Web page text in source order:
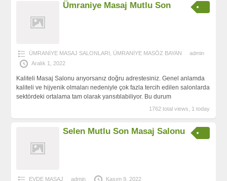
Ümraniye Masaj Mutlu Son
ÜMRANİYE MASAJ SALONLARI ÜMRANİYE MASÖZ BAYAN
admin
Aralık 1, 2022
Kaliteli Masaj Salonu arıyorsanız doğru adrestesiniz. Genel anlamda
kaliteli ve hijyenik olmaları nedeniyle çok fazla tercih edilen salonlarda
sektördeki ortalama tam olarak yansıtılabiliyor. Bu durum
1762 total views, 1 today
Selen Mutlu Son Masaj Salonu
EVDE MASAJ admin Kasım 9, 2022